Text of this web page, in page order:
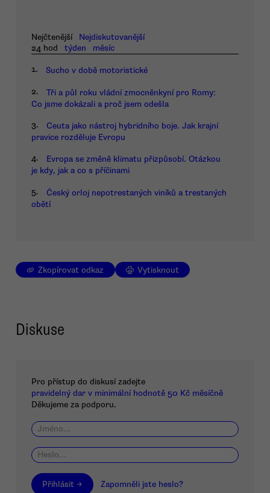
Nejčtenější
Nejdiskutovanější
24 hod
týden měsíc
1. Sucho v době motoristické
2.
Tři a půl roku vládní zmocněnkyní pro Romy:
Co jsme dokázali a proč jsem odešla
3.
Ceuta jako nástroj hybridního boje. Jak krajní
pravice rozděluje Evropu
4.
Evropa se změně klimatu přizpůsobí. Otázkou
je kdy, jak a co s příčinami
5.
Český orloj nepotrestaných viníků a trestaných
obětí
Zkopírovat odkaz Vytisknout
Diskuse
Pro přístup do diskusí zadejte
pravidelný dar v minimální hodnotě 50 Kč měsíčně
Děkujeme za podporu.
Přihlásit → Zapomněli jste heslo?